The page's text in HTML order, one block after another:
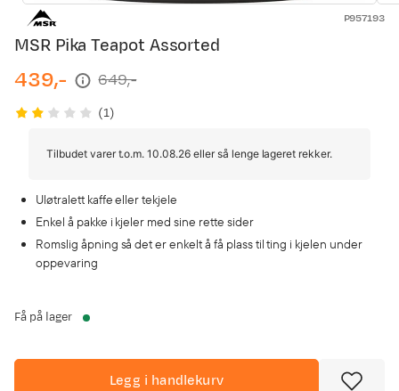
P957193
MSR Pika Teapot Assorted
discounted
price
439,-
original
price
649,-
(1)
Tilbudet varer t.o.m. 10.08.26 eller så lenge lageret rekker.
Uløtralett kaffe eller tekjele
Enkel å pakke i kjeler med sine rette sider
Romslig åpning så det er enkelt å få plass til ting i kjelen under
oppevaring
Få på lager
Legg i handlekurv